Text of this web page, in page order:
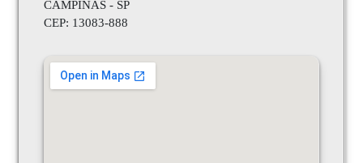
CAMPINAS - SP
CEP: 13083-888